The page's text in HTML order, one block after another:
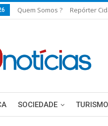
Quem Somos ? Repórter
SOCIEDADE TURISMO